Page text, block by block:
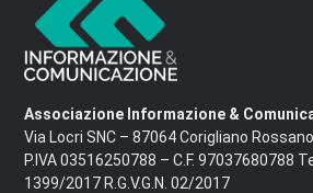
Associazione Informazione &
Via Locri SNC – 87064 Corigliano
P.IVA 03516250788 – C.F. 97037680788
1399/2017 R.G.V.G.N. 02/2017